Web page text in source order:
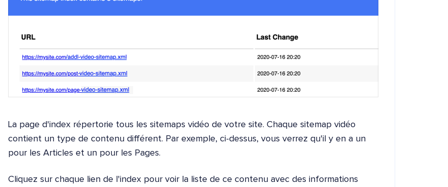
La page d'index répertorie tous les sitemaps vidéo de votre site. Chaque sitemap vidéo
contient un type de contenu différent. Par exemple, ci-dessus, vous verrez qu'il y en a un
pour les Articles et un pour les Pages.
Cliquez sur chaque lien de l'index pour voir la liste de ce contenu avec des informations